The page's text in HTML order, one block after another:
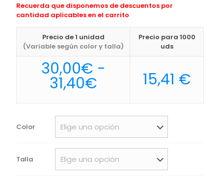
Recuerda que disponemos de descuentos por
cantidad aplicables en el carrito
Precio de 1 unidad
(Variable según color y talla)
Precio para 1000
uds
30,00€ -
31,40€Rango
precios:
desde
30,00€
hasta
31,40€
15,41 €
Color
Talla